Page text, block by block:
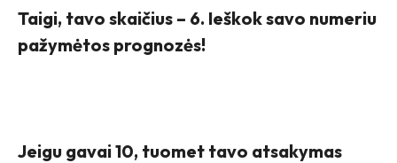
Taigi, tavo skaičius – 6. Ieškok savo numeriu
pažymėtos prognozės!
Jeigu gavai 10, tuomet tavo atsakymas